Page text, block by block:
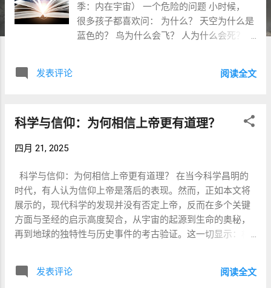
季：内在宇宙） 一个危险的问题 小时候，
很多孩子都喜欢问： 为什么？ 天空为什么是
蓝色的？ 鸟为什么会飞？ 人为什么会死？
孩子的问题， 很多时候并不能帮助他立刻获
如果人类只是追求快乐， 那么有时候最好不
安。 然而人类仍然不断追寻它。 为什么？
科学家的奇怪行为 观察科学家。 他们常常花
费几十年时间， 研究一个极其冷门的问题。
例如： 某种粒子的性质。 某颗遥远恒星的结
构。 某个数学定理的证明。 这些研究很多时
途。 为什么还有人愿意投入一生？ 因为他们
发表评论 阅读全文
科学与信仰：为何相信上帝更有道理？
四月 21, 2025
科学与信仰：为何相信上帝更有道理？ 在当今科学昌明的
时代，有人认为信仰上帝是落后的表现。然而，正如本文将
展示的，现代科学的发现并没有否定上帝，反而在多个关键
方面与圣经的启示高度契合，从宇宙的起源到生命的奥秘，
再到地球的独特性与历史事件的考古验证。这一切显示：相
择。 一、宇宙的起源：圣经与科学的交汇点 科学家们经过几
个世纪的研究，终于发现宇宙并非永恒存在，而是有一个明
发表评论 阅读全文